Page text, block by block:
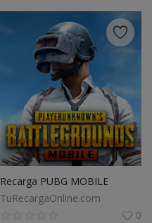
Recarga PUBG MOBILE
TuRecargaOnline.com
0